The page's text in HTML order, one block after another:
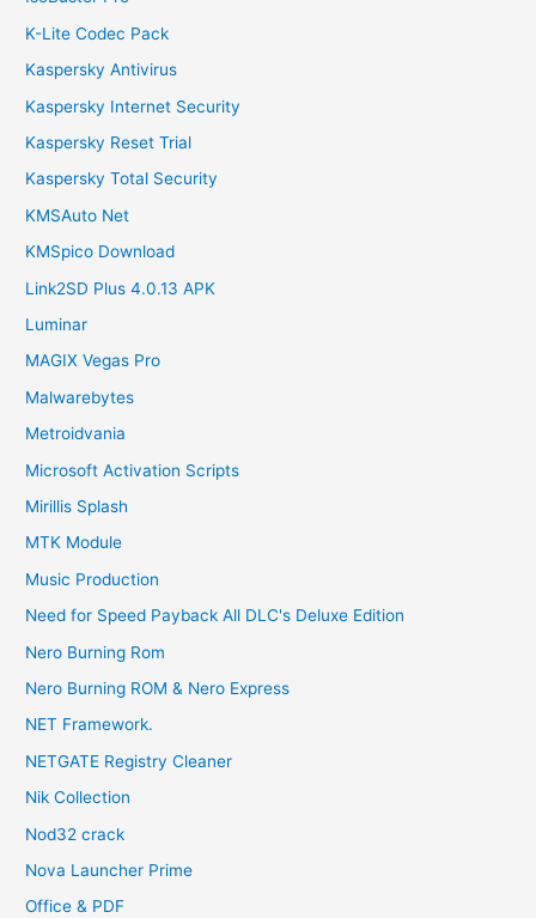
K-Lite Codec Pack
Kaspersky Antivirus
Kaspersky Internet Security
Kaspersky Reset Trial
Kaspersky Total Security
KMSAuto Net
KMSpico Download
Link2SD Plus 4.0.13 APK
Luminar
MAGIX Vegas Pro
Malwarebytes
Metroidvania
Microsoft Activation Scripts
Mirillis Splash
MTK Module
Music Production
Need for Speed Payback All DLC's Deluxe Edition
Nero Burning Rom
Nero Burning ROM & Nero Express
NET Framework.
NETGATE Registry Cleaner
Nik Collection
Nod32 crack
Nova Launcher Prime
Office & PDF